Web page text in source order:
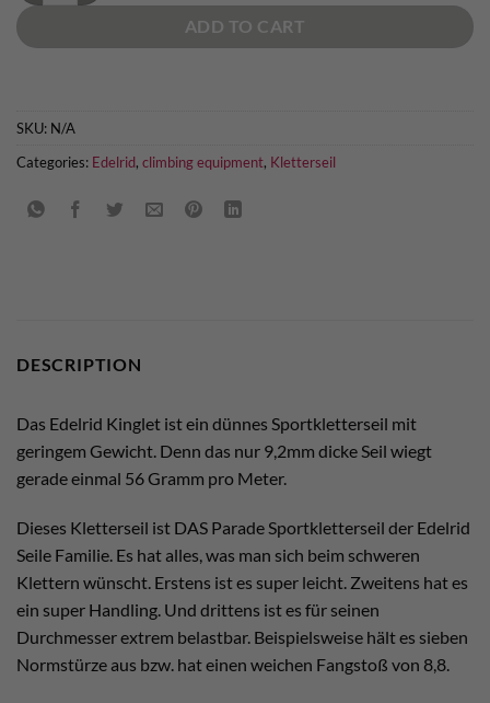
ADD TO CART
SKU: N/A
Categories: Edelrid, climbing equipment, Kletterseil
DESCRIPTION
Das Edelrid Kinglet ist ein dünnes Sportkletterseil mit
geringem Gewicht. Denn das nur 9,2mm dicke Seil wiegt
gerade einmal 56 Gramm pro Meter.
Dieses Kletterseil ist DAS Parade Sportkletterseil der Edelrid
Seile Familie. Es hat alles, was man sich beim schweren
Klettern wünscht. Erstens ist es super leicht. Zweitens hat es
ein super Handling. Und drittens ist es für seinen
Durchmesser extrem belastbar. Beispielsweise hält es sieben
Normstürze aus bzw. hat einen weichen Fangstoß von 8,8.